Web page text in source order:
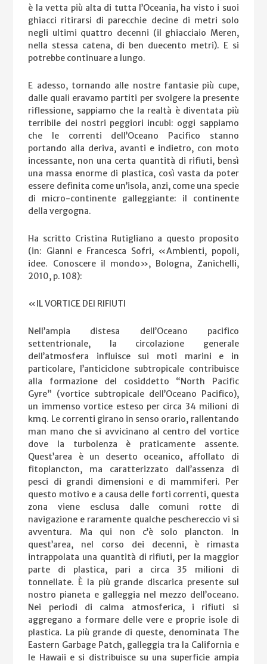
è la vetta più alta di tutta l’Oceania, ha visto i suoi
ghiacci ritirarsi di parecchie decine di metri solo
negli ultimi quattro decenni (il ghiacciaio Meren,
nella stessa catena, di ben duecento metri). E si
potrebbe continuare a lungo.
E adesso, tornando alle nostre fantasie più cupe,
dalle quali eravamo partiti per svolgere la presente
riflessione, sappiamo che la realtà è diventata più
terribile dei nostri peggiori incubi: oggi sappiamo
che le correnti dell’Oceano Pacifico stanno
portando alla deriva, avanti e indietro, con moto
incessante, non una certa quantità di rifiuti, bensì
una massa enorme di plastica, così vasta da poter
essere definita come un’isola, anzi, come una specie
di micro-continente galleggiante: il continente
della vergogna.
Ha scritto Cristina Rutigliano a questo proposito
(in: Gianni e Francesca Sofri, «Ambienti, popoli,
idee. Conoscere il mondo», Bologna, Zanichelli,
2010, p. 108):
«IL VORTICE DEI RIFIUTI
Nell’ampia distesa dell’Oceano pacifico
settentrionale, la circolazione generale
dell’atmosfera influisce sui moti marini e in
particolare, l’anticiclone subtropicale contribuisce
alla formazione del cosiddetto “North Pacific
Gyre” (vortice subtropicale dell’Oceano Pacifico),
un immenso vortice esteso per circa 34 milioni di
kmq. Le correnti girano in senso orario, rallentando
man mano che si avvicinano al centro del vortice
dove la turbolenza è praticamente assente.
Quest’area è un deserto oceanico, affollato di
fitoplancton, ma caratterizzato dall’assenza di
pesci di grandi dimensioni e di mammiferi. Per
questo motivo e a causa delle forti correnti, questa
zona viene esclusa dalle comuni rotte di
navigazione e raramente qualche peschereccio vi si
avventura. Ma qui non c’è solo plancton. In
quest’area, nel corso dei decenni, è rimasta
intrappolata una quantità di rifiuti, per la maggior
parte di plastica, pari a circa 35 milioni di
tonnellate. È la più grande discarica presente sul
nostro pianeta e galleggia nel mezzo dell’oceano.
Nei periodi di calma atmosferica, i rifiuti si
aggregano a formare delle vere e proprie isole di
plastica. La più grande di queste, denominata The
Eastern Garbage Patch, galleggia tra la California e
le Hawaii e si distribuisce su una superficie ampia